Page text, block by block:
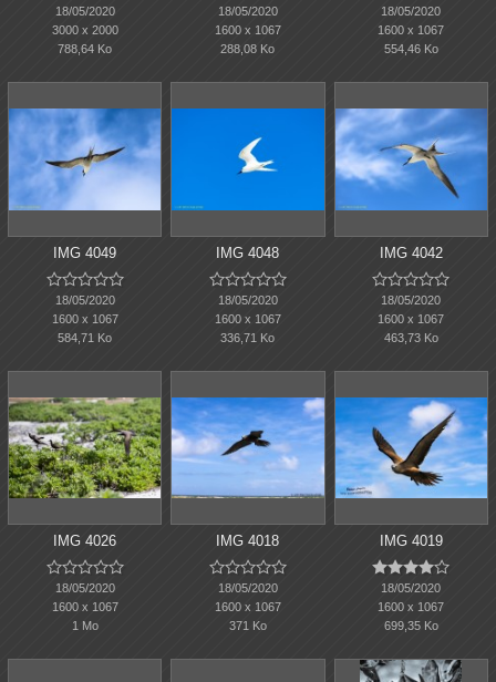
18/05/2020
3000 x 2000
788,64 Ko
18/05/2020
1600 x 1067
288,08 Ko
18/05/2020
1600 x 1067
554,46 Ko
IMG 4049

18/05/2020
1600 x 1067
584,71 Ko
IMG 4048

18/05/2020
1600 x 1067
336,71 Ko
IMG 4042

18/05/2020
1600 x 1067
463,73 Ko
IMG 4026

18/05/2020
1600 x 1067
1 Mo
IMG 4018

18/05/2020
1600 x 1067
371 Ko
IMG 4019

18/05/2020
1600 x 1067
699,35 Ko